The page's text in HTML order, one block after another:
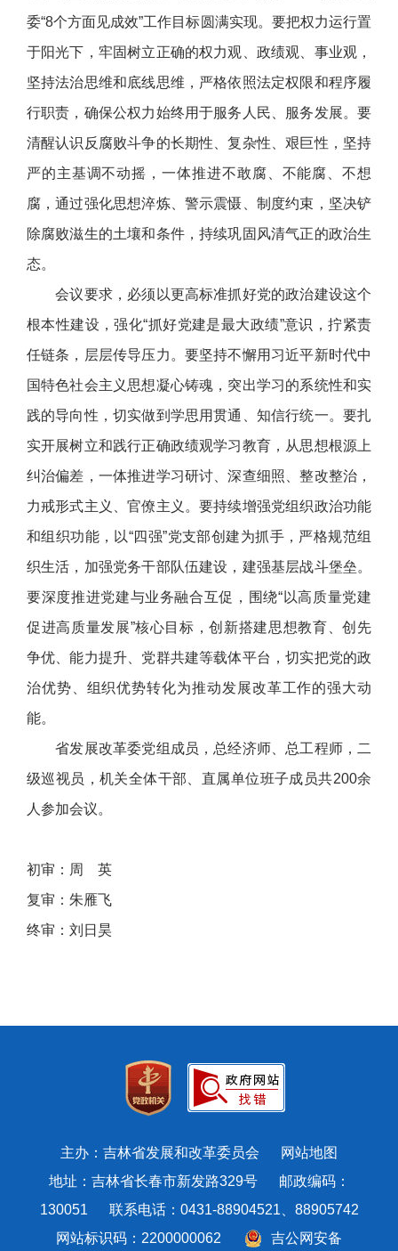
委“8个方面见成效”工作目标圆满实现。要把权力运行置
于阳光下，牢固树立正确的权力观、政绩观、事业观，
坚持法治思维和底线思维，严格依照法定权限和程序履
行职责，确保公权力始终用于服务人民、服务发展。要
清醒认识反腐败斗争的长期性、复杂性、艰巨性，坚持
严的主基调不动摇，一体推进不敢腐、不能腐、不想
腐，通过强化思想淬炼、警示震慑、制度约束，坚决铲
除腐败滋生的土壤和条件，持续巩固风清气正的政治生
态。
会议要求，必须以更高标准抓好党的政治建设这个
根本性建设，强化“抓好党建是最大政绩”意识，拧紧责
任链条，层层传导压力。要坚持不懈用习近平新时代中
国特色社会主义思想凝心铸魂，突出学习的系统性和实
践的导向性，切实做到学思用贯通、知信行统一。要扎
实开展树立和践行正确政绩观学习教育，从思想根源上
纠治偏差，一体推进学习研讨、深查细照、整改整治，
力戒形式主义、官僚主义。要持续增强党组织政治功能
和组织功能，以“四强”党支部创建为抓手，严格规范组
织生活，加强党务干部队伍建设，建强基层战斗堡垒。
要深度推进党建与业务融合互促，围绕“以高质量党建
促进高质量发展”核心目标，创新搭建思想教育、创先
争优、能力提升、党群共建等载体平台，切实把党的政
治优势、组织优势转化为推动发展改革工作的强大动
能。
省发展改革委党组成员，总经济师、总工程师，二
级巡视员，机关全体干部、直属单位班子成员共200余
人参加会议。
初审：周 英
复审：朱雁飞
终审：刘日昊
主办：吉林省发展和改革委员会
网站地图
地址：吉林省长春市新发路329号 邮政编码：
130051 联系电话：0431-88904521、88905742
网站标识码：2200000062
吉公网安备